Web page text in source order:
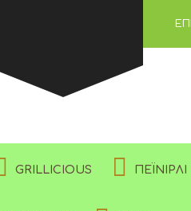
ΑΠΑΙΤΕΊΤΑΙ
ΘΥΜΆΣΑΙ ΣΎΝΔΕΣΗ
τον κωδικό σας;
GRILLICIOUS ΠΕΪΝΙΡΛΊ